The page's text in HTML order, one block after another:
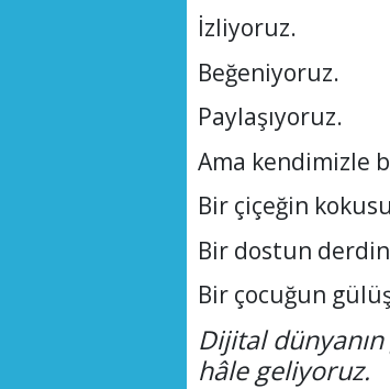
İzliyoruz.
Beğeniyoruz.
Paylaşıyoruz.
Ama kendimizle
Bir çiçeğin
Bir dostun
Bir çocuğun
Dijital
hâle geliyoruz.